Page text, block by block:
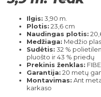
Ilgis: 3,90 m.
Plotis: 23,6 cm
Naudingas plotis:
Medžiaga: Medžio
Sudėtis: 32 %
pluošto ir 43 % priedų
Prekinis ženklas:
Garantija: 20 metų
Montavimas: Ant
karkaso